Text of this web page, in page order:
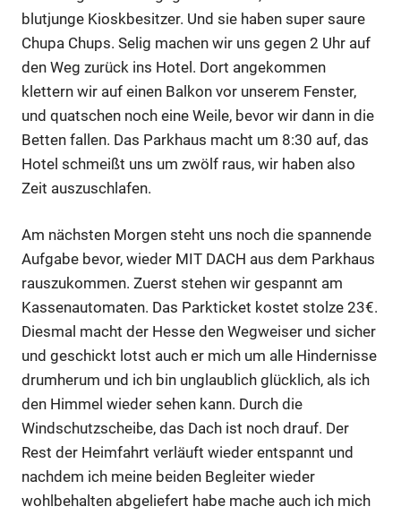
blutjunge Kioskbesitzer. Und sie haben super saure
Chupa Chups. Selig machen wir uns gegen 2 Uhr auf
den Weg zurück ins Hotel. Dort angekommen
klettern wir auf einen Balkon vor unserem Fenster,
und quatschen noch eine Weile, bevor wir dann in die
Betten fallen. Das Parkhaus macht um 8:30 auf, das
Hotel schmeißt uns um zwölf raus, wir haben also
Zeit auszuschlafen.
Am nächsten Morgen steht uns noch die spannende
Aufgabe bevor, wieder MIT DACH aus dem Parkhaus
rauszukommen. Zuerst stehen wir gespannt am
Kassenautomaten. Das Parkticket kostet stolze 23€.
Diesmal macht der Hesse den Wegweiser und sicher
und geschickt lotst auch er mich um alle Hindernisse
drumherum und ich bin unglaublich glücklich, als ich
den Himmel wieder sehen kann. Durch die
Windschutzscheibe, das Dach ist noch drauf. Der
Rest der Heimfahrt verläuft wieder entspannt und
nachdem ich meine beiden Begleiter wieder
wohlbehalten abgeliefert habe mache auch ich mich